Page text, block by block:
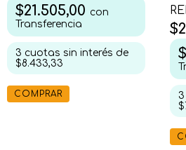
$21.505,00 con
Transferencia
3 cuotas sin interés de
$8.433,33
COMPRAR 3